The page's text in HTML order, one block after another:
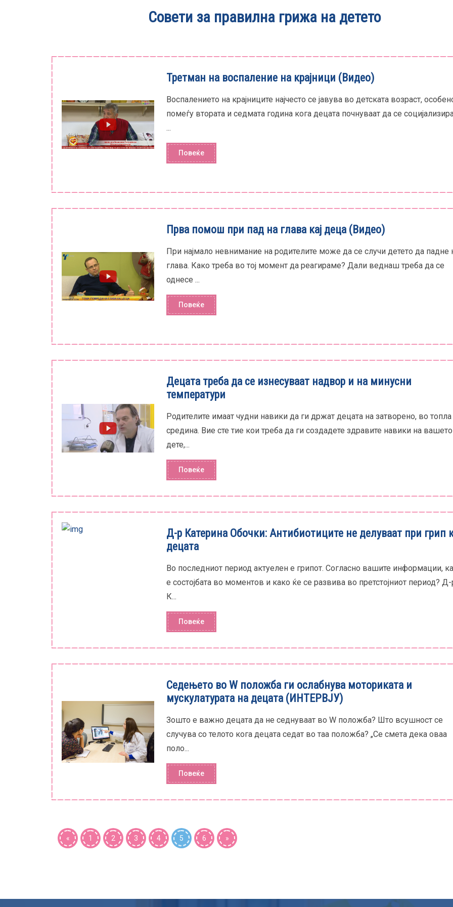
Совети за правилна грижа на детето
Третман на воспаление на крајници (Видео)
Воспалението на крајниците најчесто се јавува во детската возраст,
помеѓу втората и седмата година кога децата почнуваат да се
...
Повеќе
Прва помош при пад на глава кај деца (Видео)
При најмало невнимание на родителите може да се случи детето да падне
глава. Како треба во тој момент да реагираме? Дали веднаш треба да се
однесе ...
Повеќе
Децата треба да се изнесуваат надвор и на минусни
температури
Родителите имаат чудни навики да ги држат децата на затворено, во топла
средина. Вие сте тие кои треба да ги создадете здравите навики на вашето
дете,...
Повеќе
Д-р Катерина Обочки: Антибиотиците не делуваат при грип
децата
Во последниот период актуелeн е грипот. Согласно вашите информации,
е состојбата во моментов и како ќе се развива во претстојниот период? Д-
К...
Повеќе
Седењето во W положба ги ослабнува моториката и
мускулатурата на децата (ИНТЕРВЈУ)
Зошто е важно децата да не седнуваат во W положба? Што всушност се
случува со телото кога децата седат во таа положба? „Се смета дека оваа
поло...
Повеќе
« 1 2 3 4 5 6 »